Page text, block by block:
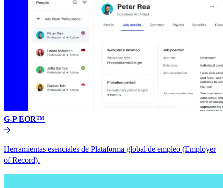
G-P EOR™​​
Herramientas esenciales de Plataforma global de empleo (Employer
of Record).​​